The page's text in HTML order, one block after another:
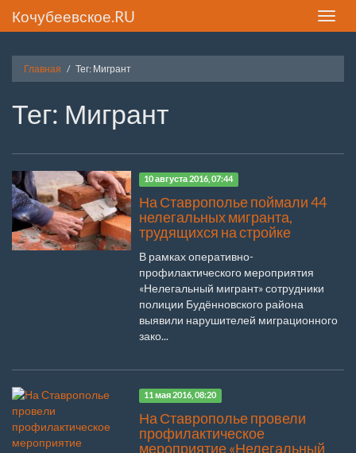
Toggle
Кочубеевское.RU
Главная Тег: Мигрант
Тег: Мигрант
10 августа 2016, 07:44
На Ставрополье поймали 44
нелегальных мигранта,
трудящихся на стройке
В рамках оперативно-
профилактического мероприятия
«Нелегальный мигрант» сотрудники
полиции Будённовского района
выявили нарушителей миграционного
зако...
11 мая 2016, 08:20
На Ставрополье провели
профилактическое
мероприятие «Нелегальный